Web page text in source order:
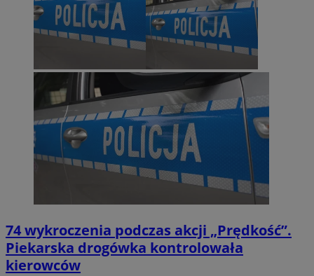
74 wykroczenia podczas akcji „Prędkość”.
Piekarska drogówka kontrolowała
kierowców